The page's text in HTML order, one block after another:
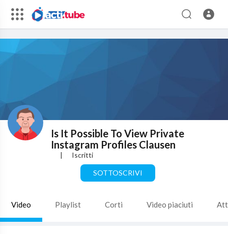
Is It Possible To View Private
Instagram Profiles Clausen
| Iscritti
SOTTOSCRIVI
Video Playlist Corti Video piaciuti